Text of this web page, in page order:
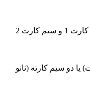
2G: GSM 850 / 900 / 1800 / 1900 – سیم کارت 1 و سیم کارت 2
دو سیم کارته (نانو